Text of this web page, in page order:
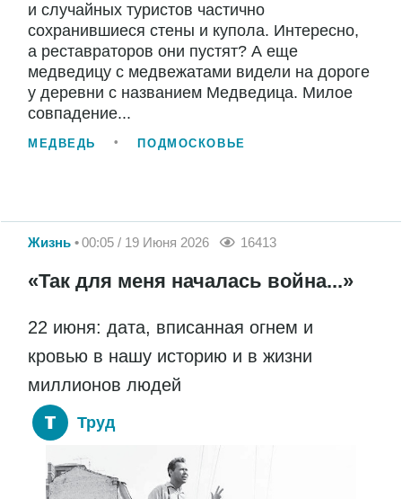
и случайных туристов частично
сохранившиеся стены и купола. Интересно,
а реставраторов они пустят? А еще
медведицу с медвежатами видели на дороге
у деревни с названием Медведица. Милое
совпадение...
МЕДВЕДЬ ПОДМОСКОВЬЕ
Жизнь 00:05 / 19 Июня 2026 16413
«Так для меня началась война...»
22 июня: дата, вписанная огнем и
кровью в нашу историю и в жизни
миллионов людей
Труд